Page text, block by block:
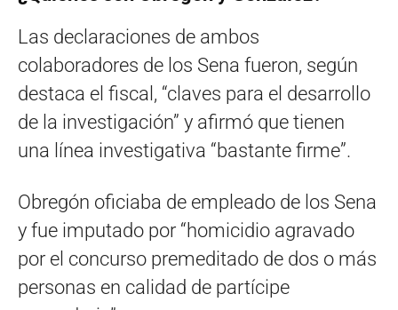
Las declaraciones de ambos
colaboradores de los Sena fueron, según
destaca el fiscal, “claves para el desarrollo
de la investigación” y afirmó que tienen
una línea investigativa “bastante firme”.
Obregón oficiaba de empleado de los Sena
y fue imputado por “homicidio agravado
por el concurso premeditado de dos o más
personas en calidad de partícipe